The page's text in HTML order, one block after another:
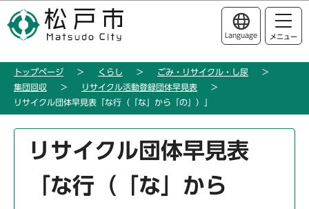
の
ー
このページの本文へ移動
Language メニュー
トップページ くらし
ごみ・リサイクル・し尿
集団回収
リサイクル活動登録団体早見表
リサイクル団体早見表「な行（「な」から「の」）」
リサイクル団体早見表
「な行（「な」から